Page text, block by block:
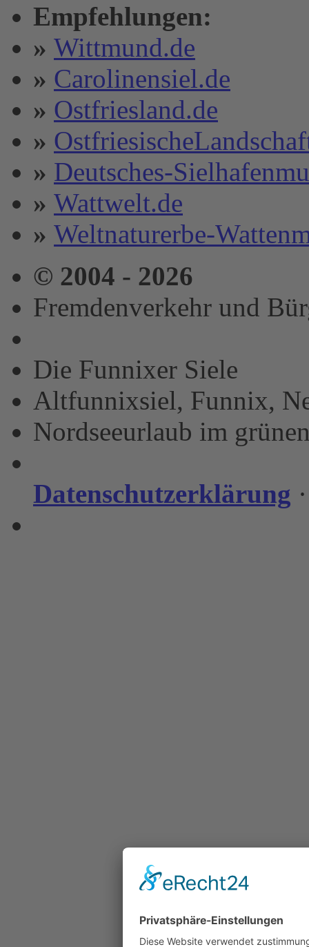
Empfehlungen:
» Wittmund.de
» Carolinensiel.de
» Ostfriesland.de
»
» Deutsches-
» Wattwelt.de
» Weltnaturerbe-
© 2004 - 2026
Fremdenverkehr und
Die Funnixer Siele
Altfunnixsiel, Funnix,
Nordseeurlaub im
Datenschutzerklärung